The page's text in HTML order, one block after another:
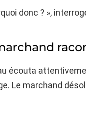
donc ? »,
écouta
Le marchand